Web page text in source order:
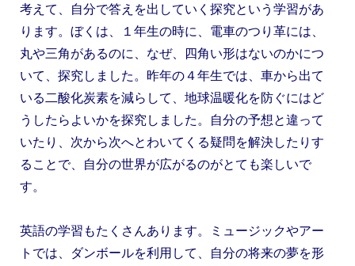
考えて、自分で答えを出していく探究という学習があ
ります。ぼくは、１年生の時に、電車のつり革には、
丸や三角があるのに、なぜ、四角い形はないのかにつ
いて、探究しました。昨年の４年生では、車から出て
いる二酸化炭素を減らして、地球温暖化を防ぐにはど
うしたらよいかを探究しました。自分の予想と違って
いたり、次から次へとわいてくる疑問を解決したりす
ることで、自分の世界が広がるのがとても楽しいで
す。
英語の学習もたくさんあります。ミュージックやアー
トでは、ダンボールを利用して、自分の将来の夢を形